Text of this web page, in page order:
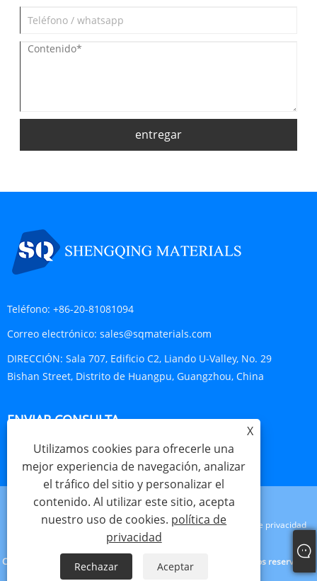
entregar
Teléfono: +86-20-81081094
Correo electrónico: sales@sqmaterials.com
DIRECCIÓN: Sala 707, Edificio C2, Liando U-Valley, No. 29
Bishan Street, Distrito de Huangpu, Guangzhou, China
ENVIAR CONSULTA
CONSULTA AHORA
Links Sitemap RSS XML política de privacidad
Copyright © 2023 Shengqing Materials Co., Ltd. Todos los derechos reservados.
X
Utilizamos cookies para ofrecerle una
mejor experiencia de navegación, analizar
el tráfico del sitio y personalizar el
contenido. Al utilizar este sitio, acepta
nuestro uso de cookies. política de
privacidad
Rechazar Aceptar